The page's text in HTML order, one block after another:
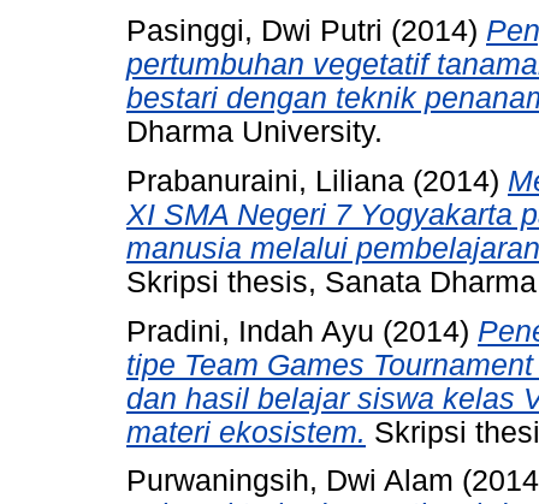
Pasinggi, Dwi Putri (2014)
pertumbuhan vegetatif
bestari dengan teknik
Dharma University.
Prabanuraini, Liliana (2014)
XI SMA Negeri 7 Yogyakarta
manusia melalui
Skripsi thesis, Sanata
Pradini, Indah Ayu (2014)
tipe Team Games
dan hasil belajar siswa kelas
materi ekosistem. Skripsi
Purwaningsih, Dwi Alam